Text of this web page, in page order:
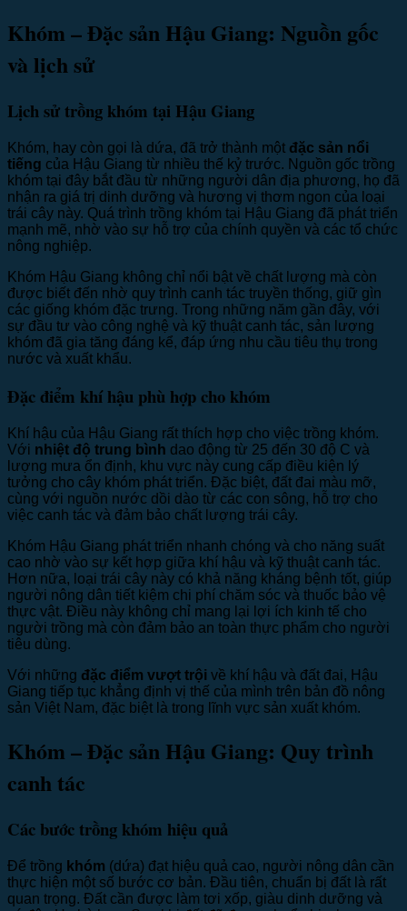
Khóm – Đặc sản Hậu Giang: Nguồn gốc
và lịch sử
Lịch sử trồng khóm tại Hậu Giang
Khóm, hay còn gọi là dứa, đã trở thành một đặc sản nổi
tiếng của Hậu Giang từ nhiều thế kỷ trước. Nguồn gốc trồng
khóm tại đây bắt đầu từ những người dân địa phương, họ đã
nhận ra giá trị dinh dưỡng và hương vị thơm ngon của loại
trái cây này. Quá trình trồng khóm tại Hậu Giang đã phát triển
mạnh mẽ, nhờ vào sự hỗ trợ của chính quyền và các tổ chức
nông nghiệp.
Khóm Hậu Giang không chỉ nổi bật về chất lượng mà còn
được biết đến nhờ quy trình canh tác truyền thống, giữ gìn
các giống khóm đặc trưng. Trong những năm gần đây, với
sự đầu tư vào công nghệ và kỹ thuật canh tác, sản lượng
khóm đã gia tăng đáng kể, đáp ứng nhu cầu tiêu thụ trong
nước và xuất khẩu.
Đặc điểm khí hậu phù hợp cho khóm
Khí hậu của Hậu Giang rất thích hợp cho việc trồng khóm.
Với nhiệt độ trung bình dao động từ 25 đến 30 độ C và
lượng mưa ổn định, khu vực này cung cấp điều kiện lý
tưởng cho cây khóm phát triển. Đặc biệt, đất đai màu mỡ,
cùng với nguồn nước dồi dào từ các con sông, hỗ trợ cho
việc canh tác và đảm bảo chất lượng trái cây.
Khóm Hậu Giang phát triển nhanh chóng và cho năng suất
cao nhờ vào sự kết hợp giữa khí hậu và kỹ thuật canh tác.
Hơn nữa, loại trái cây này có khả năng kháng bệnh tốt, giúp
người nông dân tiết kiệm chi phí chăm sóc và thuốc bảo vệ
thực vật. Điều này không chỉ mang lại lợi ích kinh tế cho
người trồng mà còn đảm bảo an toàn thực phẩm cho người
tiêu dùng.
Với những đặc điểm vượt trội về khí hậu và đất đai, Hậu
Giang tiếp tục khẳng định vị thế của mình trên bản đồ nông
sản Việt Nam, đặc biệt là trong lĩnh vực sản xuất khóm.
Khóm – Đặc sản Hậu Giang: Quy trình
canh tác
Các bước trồng khóm hiệu quả
Để trồng khóm (dứa) đạt hiệu quả cao, người nông dân cần
thực hiện một số bước cơ bản. Đầu tiên, chuẩn bị đất là rất
quan trọng. Đất cần được làm tơi xốp, giàu dinh dưỡng và